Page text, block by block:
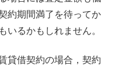
約期間満了を待ってか
いるかもしれません。
貸借契約の場合，契約